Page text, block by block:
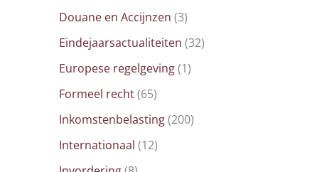
Douane en Accijnzen (3)
Eindejaarsactualiteiten (32)
Europese regelgeving(1)
Formeel recht(65)
Inkomstenbelasting(200)
Internationaal (12)